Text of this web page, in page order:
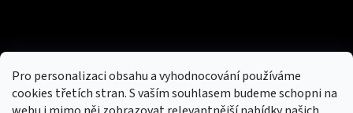
Pro personalizaci obsahu a vyhodnocování používáme
cookies třetích stran. S vaším souhlasem budeme schopni na